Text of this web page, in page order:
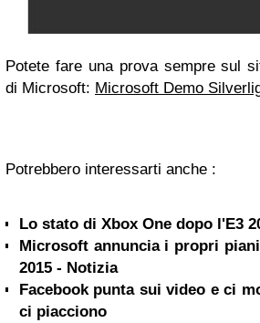
Potete fare una prova sempre sul
di Microsoft: Microsoft Demo
Potrebbero interessarti anche :
Lo stato di Xbox One dopo l'E3
Microsoft annuncia i propri
2015 - Notizia
Facebook punta sui video e ci
ci piacciono